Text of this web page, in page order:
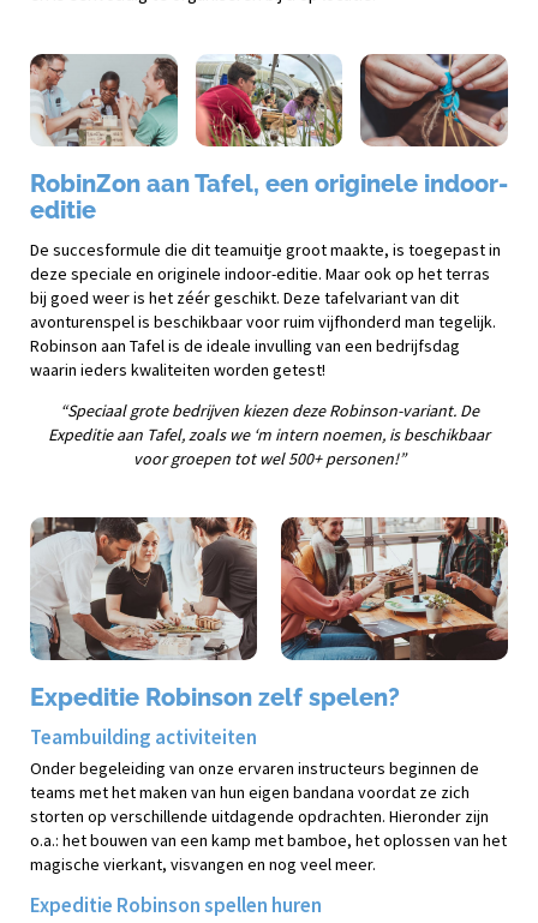
RobinZon aan Tafel, een originele indoor-
editie
De succesformule die dit teamuitje groot maakte, is toegepast in
deze speciale en originele indoor-editie. Maar ook op het terras
bij goed weer is het zéér geschikt. Deze tafelvariant van dit
avonturenspel is beschikbaar voor ruim vijfhonderd man tegelijk.
Robinson aan Tafel is de ideale invulling van een bedrijfsdag
waarin ieders kwaliteiten worden getest!
“Speciaal grote bedrijven kiezen deze Robinson-variant. De
Expeditie aan Tafel, zoals we ‘m intern noemen, is beschikbaar
voor groepen tot wel 500+ personen!”
Expeditie Robinson zelf spelen?
Teambuilding activiteiten
Onder begeleiding van onze ervaren instructeurs beginnen de
teams met het maken van hun eigen bandana voordat ze zich
storten op verschillende uitdagende opdrachten. Hieronder zijn
o.a.: het bouwen van een kamp met bamboe, het oplossen van het
magische vierkant, visvangen en nog veel meer.
Expeditie Robinson spellen huren